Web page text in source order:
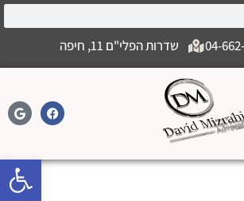
04- שדרות הפלי"ם 11, חיפה